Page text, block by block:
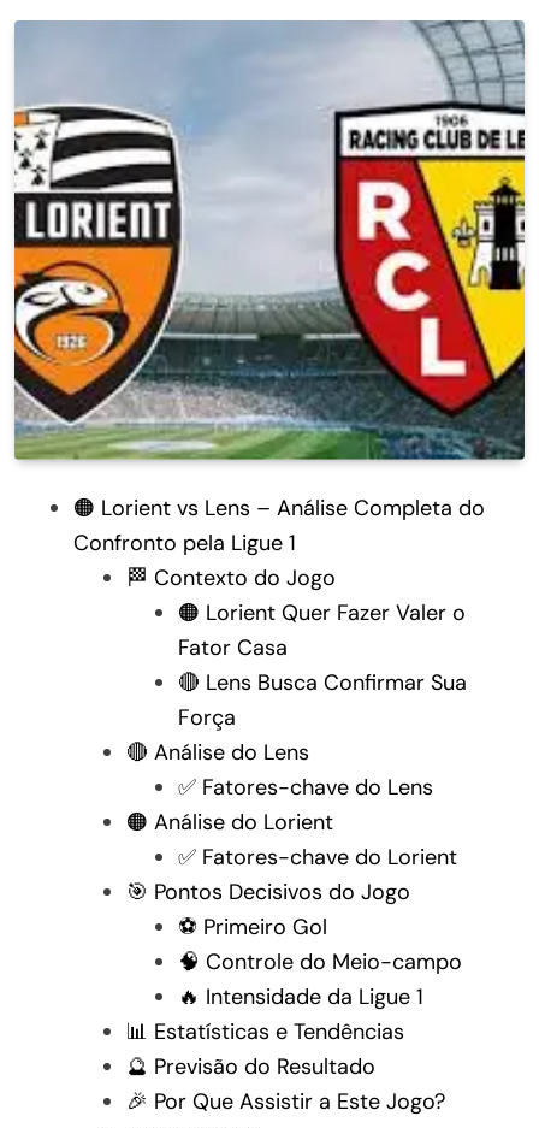
🟠 Lorient vs Lens – Análise Completa do
Confronto pela Ligue 1
🏁 Contexto do Jogo
🟠 Lorient Quer Fazer Valer o
Fator Casa
🔴 Lens Busca Confirmar Sua
Força
🔴 Análise do Lens
✅ Fatores-chave do Lens
🟠 Análise do Lorient
✅ Fatores-chave do Lorient
🎯 Pontos Decisivos do Jogo
⚽ Primeiro Gol
🧠 Controle do Meio-campo
🔥 Intensidade da Ligue 1
📊 Estatísticas e Tendências
🔮 Previsão do Resultado
🎉 Por Que Assistir a Este Jogo?